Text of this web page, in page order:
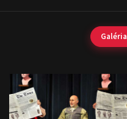
Galéria